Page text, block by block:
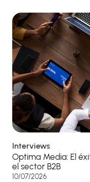
Interviews
Optima Media: El
el sector B2B
10/07/2026